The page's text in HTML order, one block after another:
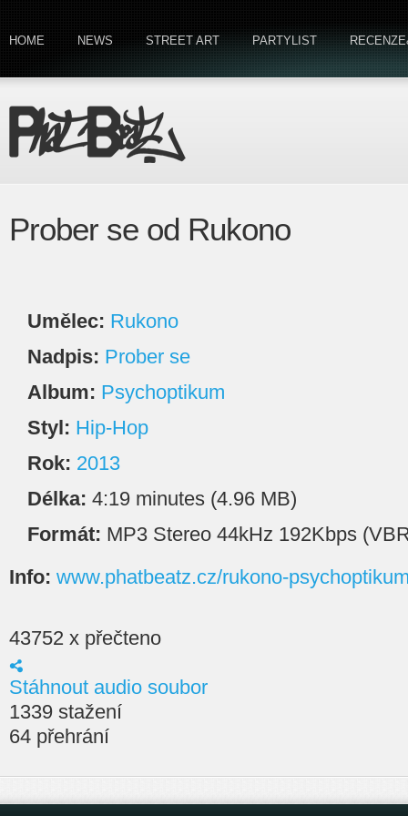
HOME NEWS STREET ART PARTYLIST
Prober se od Rukono
Umělec: Rukono
Nadpis: Prober se
Album: Psychoptikum
Styl: Hip-Hop
Rok: 2013
Délka: 4:19 minutes (4.96 MB)
Formát: MP3 Stereo 44kHz 192Kbps
Info: www.phatbeatz.cz/rukono-
43752 x přečteno
Stáhnout audio soubor
1339 stažení
64 přehrání